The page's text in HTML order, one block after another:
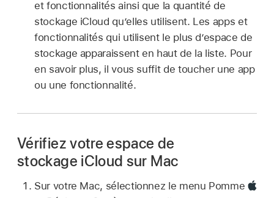
et fonctionnalités ainsi que la quantité de
stockage iCloud qu’elles utilisent. Les apps et
fonctionnalités qui utilisent le plus d’espace de
stockage apparaissent en haut de la liste. Pour
en savoir plus, il vous suffit de toucher une app
ou une fonctionnalité.
Vérifiez votre espace de
stockage iCloud sur Mac
Sur votre Mac, sélectionnez le menu Pomme